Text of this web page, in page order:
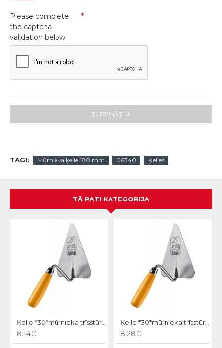
Please complete
the captcha
validation below
TURPINĀT
TAGI: Mūrnieka ķelle 180 mm 06340 Ķelles
TĀ PATI KATEGORIJA
Ķelle *30*mūrnieka trīsstūra 18cm, Hardy
8.14€
Ķelle *30*mūrnieka trīsstūra 20cm, Hardy
8.28€